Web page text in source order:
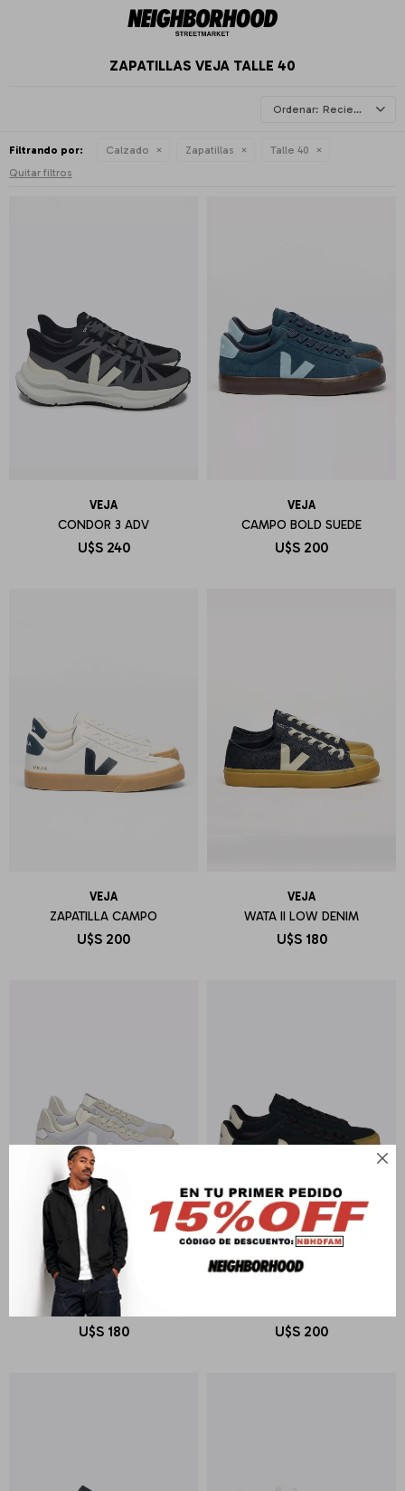

ZAPATILLAS VEJA TALLE 40
Recientes
Filtrando por: Calzado Zapatillas
Talle 40
Quitar filtros
VEJA
CONDOR 3 ADV
U$S 240
VEJA
CAMPO BOLD SUEDE
U$S 200
VEJA
ZAPATILLA CAMPO
U$S 200
VEJA
WATA II LOW DENIM
U$S 180
VEJA
PAULISTANA RIPSTOP
U$S 180 U$S 200